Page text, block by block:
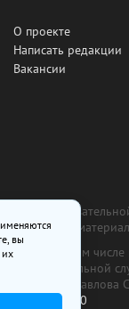
О проекте
Написать редакции
Вакансии
на основе
в том
Федеральной
редактор — Павлова
(3952) 48-88-50
вы
их